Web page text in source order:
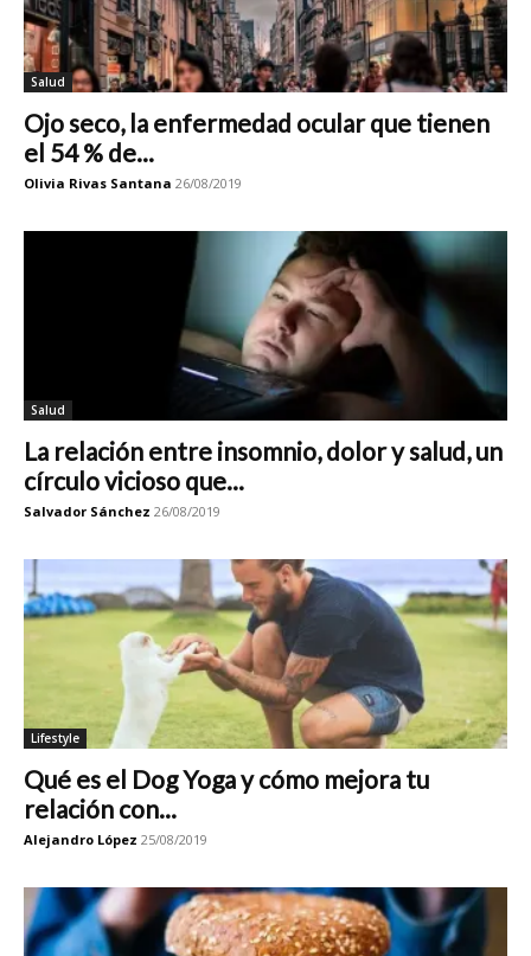
Salud
Ojo seco, la enfermedad ocular que tienen
el 54 % de...
Olivia Rivas Santana 26/08/2019
Salud
La relación entre insomnio, dolor y salud, un
círculo vicioso que...
Salvador Sánchez 26/08/2019
Lifestyle
Qué es el Dog Yoga y cómo mejora tu
relación con...
Alejandro López 25/08/2019